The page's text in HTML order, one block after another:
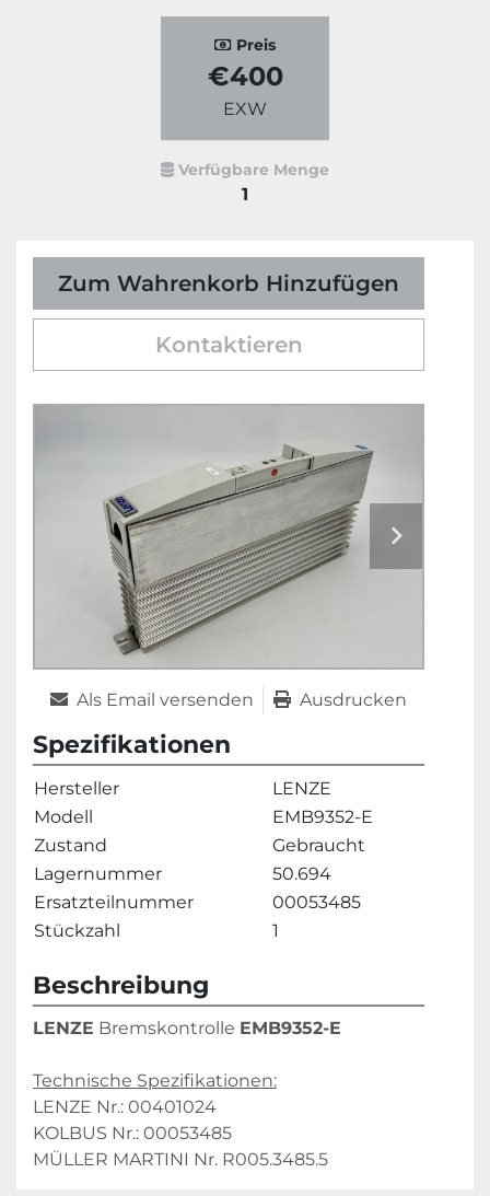
Preis
€400
EXW
Verfügbare Menge
1
Zum Wahrenkorb Hinzufügen
Kontaktieren
Als Email versenden Ausdrucken
Spezifikationen
Hersteller
LENZE
Modell
EMB9352-E
Zustand
Gebraucht
Lagernummer
50.694
Ersatzteilnummer
00053485
Stückzahl
1
Beschreibung
LENZE Bremskontrolle EMB9352-E
Technische Spezifikationen:
LENZE Nr.: 00401024
KOLBUS Nr.: 00053485
MÜLLER MARTINI Nr. R005.3485.5